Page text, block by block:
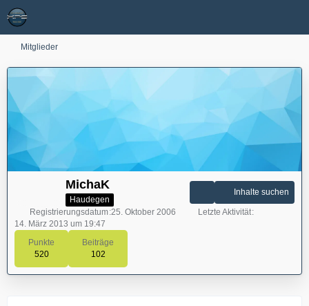
Mitglieder
MichaK
Haudegen
Punkte
520
Beiträge
102
Inhalte suchen
Registrierungsdatum 25. Oktober 2006
Letzte Aktivität
14. März 2013 um 19:47